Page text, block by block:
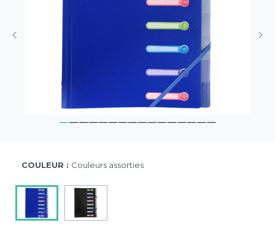
COULEUR : Couleurs assorties